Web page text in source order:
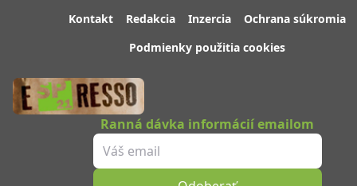
Kontakt Redakcia Inzercia
Ochrana súkromia
Podmienky použitia cookies
Ranná dávka informácií emailom